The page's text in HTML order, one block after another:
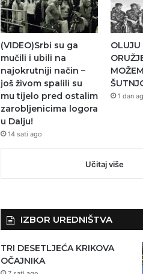
(VIDEO)Srbi su ga
mučili i ubili na
najokrutniji način –
još živom spalili su
mu tijelo pred ostalim
zarobljenicima logora
u Dalju!
14 sati ago
OLUJU
1 dan
Učitaj više
IZBOR UREDNIŠTVA
TRI DESETLJEĆA KRIKOVA
OČAJNIKA